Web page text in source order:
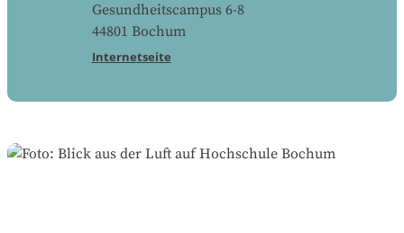
Gesundheitscampus 6-8
44801 Bochum
Internetseite